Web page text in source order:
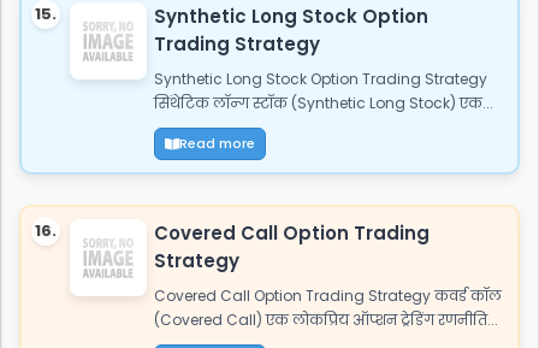
15.
Synthetic Long Stock Option
Trading Strategy
Synthetic Long Stock Option Trading Strategy
सिंथेटिक लॉन्ग स्टॉक (Synthetic Long Stock) एक...
Read more
16.
Covered Call Option Trading
Strategy
Covered Call Option Trading Strategy कवर्ड कॉल
(Covered Call) एक लोकप्रिय ऑप्शन ट्रेडिंग रणनीति...